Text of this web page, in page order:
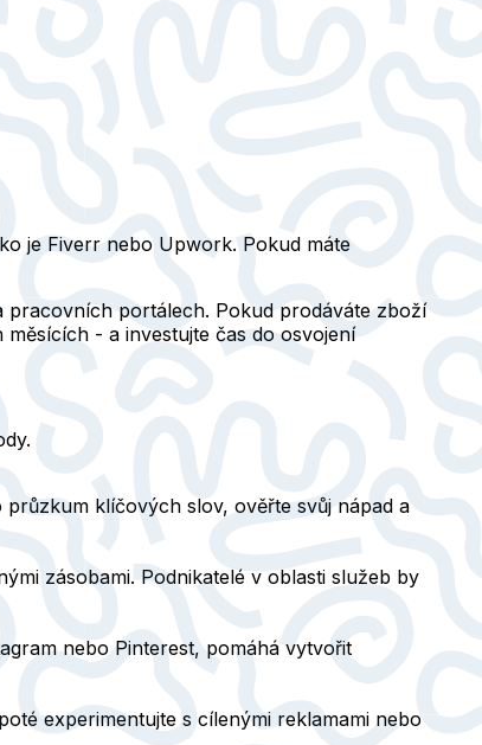
je Fiverr nebo Upwork. Pokud máte
pracovních portálech. Pokud prodáváte zboží
- a investujte čas do osvojení
klíčových slov, ověřte svůj nápad a
zásobami. Podnikatelé v oblasti služeb by
nebo Pinterest, pomáhá vytvořit
experimentujte s cílenými reklamami nebo